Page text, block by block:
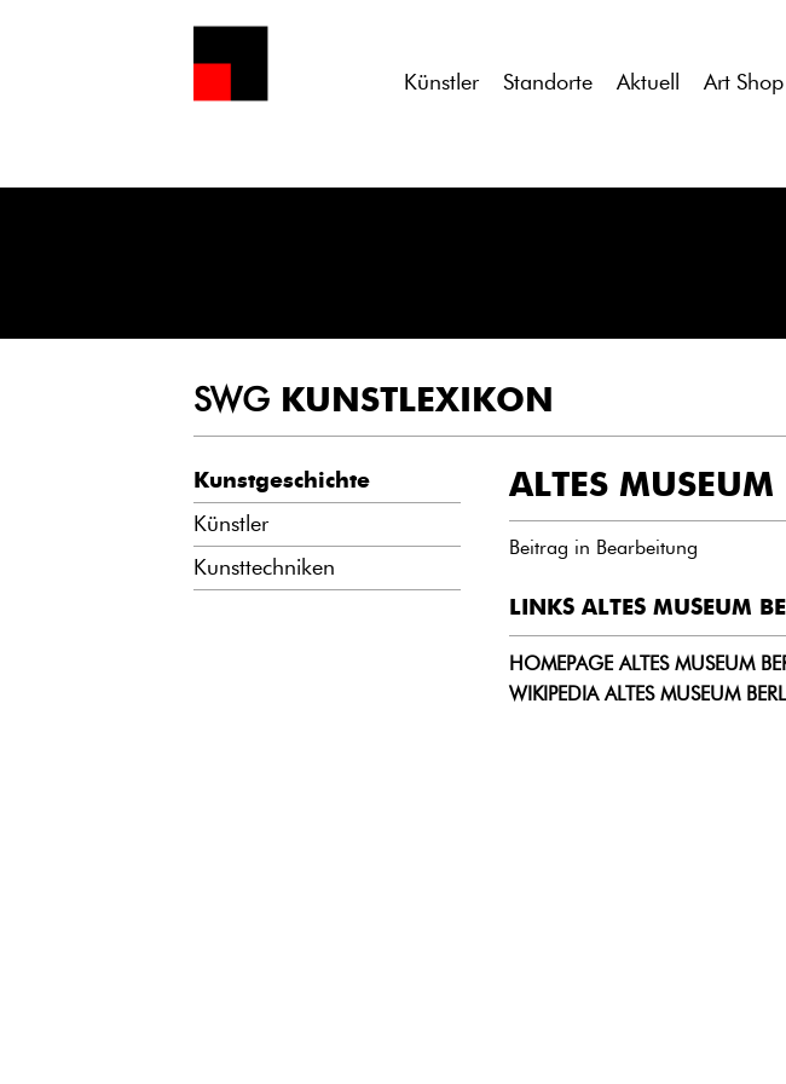
Künstler Standorte Aktuell Art Shop
SWG KUNSTLEXIKON
Kunstgeschichte
Künstler
Kunsttechniken
ALTES MUSEUM
Beitrag in Bearbeitung
LINKS ALTES MUSEUM
HOMEPAGE ALTES MUSEUM
WIKIPEDIA ALTES MUSEUM